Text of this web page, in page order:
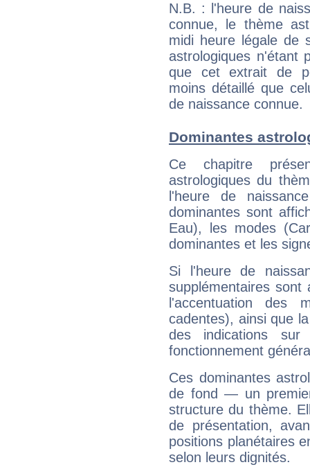
N.B. : l'heure de
connue, le thème
midi heure légale de
astrologiques n'étant
que cet extrait de
moins détaillé que
de naissance connue.
Dominantes
Ce chapitre
astrologiques du
l'heure de
dominantes sont
Eau), les modes
dominantes et les
Si l'heure de
supplémentaires sont
l'accentuation des
cadentes), ainsi que
des indications sur
fonctionnement
Ces dominantes
de fond — un
structure du thème.
de présentation,
positions planétaires
selon leurs dignités.